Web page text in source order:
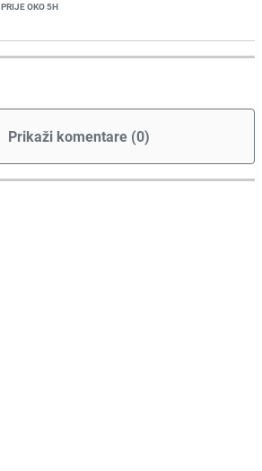
PRIJE OKO 5H
Prikaži komentare (0)